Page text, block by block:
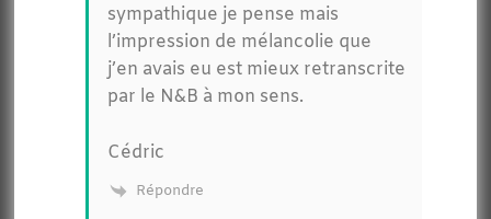
sympathique je pense mais
l’impression de mélancolie que
j’en avais eu est mieux retranscrite
par le N&B à mon sens.
Cédric
Répondre